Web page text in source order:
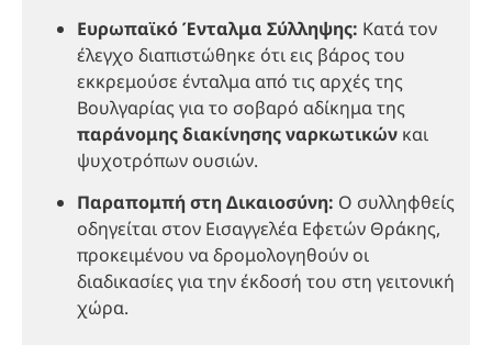
Ευρωπαϊκό Ένταλμα Σύλληψης: Κατά τον
έλεγχο διαπιστώθηκε ότι εις βάρος του
εκκρεμούσε ένταλμα από τις αρχές της
Βουλγαρίας για το σοβαρό αδίκημα της
παράνομης διακίνησης ναρκωτικών και
ψυχοτρόπων ουσιών.
Παραπομπή στη Δικαιοσύνη: Ο συλληφθείς
οδηγείται στον Εισαγγελέα Εφετών Θράκης,
προκειμένου να δρομολογηθούν οι
διαδικασίες για την έκδοσή του στη γειτονική
χώρα.